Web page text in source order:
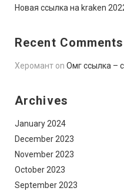
Новая ссылка на kraken
Recent Comments
Херомант on Омг ссылка –
Archives
January 2024
December 2023
November 2023
October 2023
September 2023